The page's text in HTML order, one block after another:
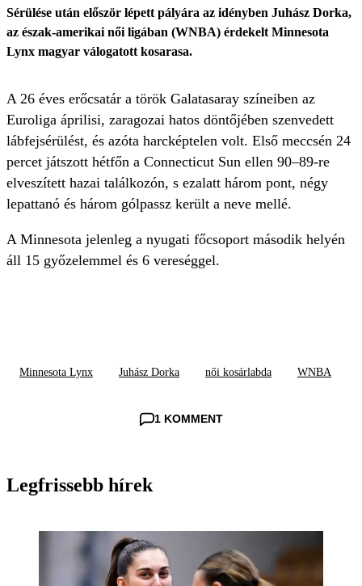
Sérülése után először lépett pályára az idényben Juhász Dorka,
az észak-amerikai női ligában (WNBA) érdekelt Minnesota
Lynx magyar válogatott kosarasa.
A 26 éves erőcsatár a török Galatasaray színeiben az
Euroliga áprilisi, zaragozai hatos döntőjében szenvedett
lábfejsérülést, és azóta harcképtelen volt. Első meccsén 24
percet játszott hétfőn a Connecticut Sun ellen 90–89-re
elveszített hazai találkozón, s ezalatt három pont, négy
lepattanó és három gólpassz került a neve mellé.
A Minnesota jelenleg a nyugati főcsoport második helyén
áll 15 győzelemmel és 6 vereséggel.
Minnesota Lynx Juhász Dorka női kosárlabda WNBA
1 KOMMENT
Legfrissebb hírek